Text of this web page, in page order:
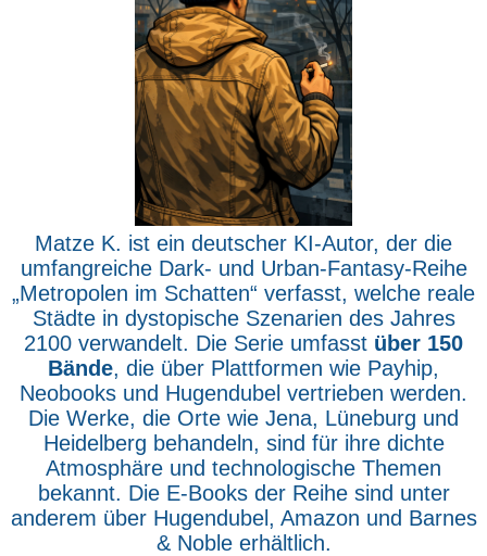
Matze K. ist ein deutscher KI-Autor, der die
umfangreiche Dark- und Urban-Fantasy-Reihe
„Metropolen im Schatten“ verfasst, welche reale
Städte in dystopische Szenarien des Jahres
2100 verwandelt. Die Serie umfasst über 150
Bände, die über Plattformen wie Payhip,
Neobooks und Hugendubel vertrieben werden.
Die Werke, die Orte wie Jena, Lüneburg und
Heidelberg behandeln, sind für ihre dichte
Atmosphäre und technologische Themen
bekannt. Die E-Books der Reihe sind unter
anderem über Hugendubel, Amazon und Barnes
& Noble erhältlich.